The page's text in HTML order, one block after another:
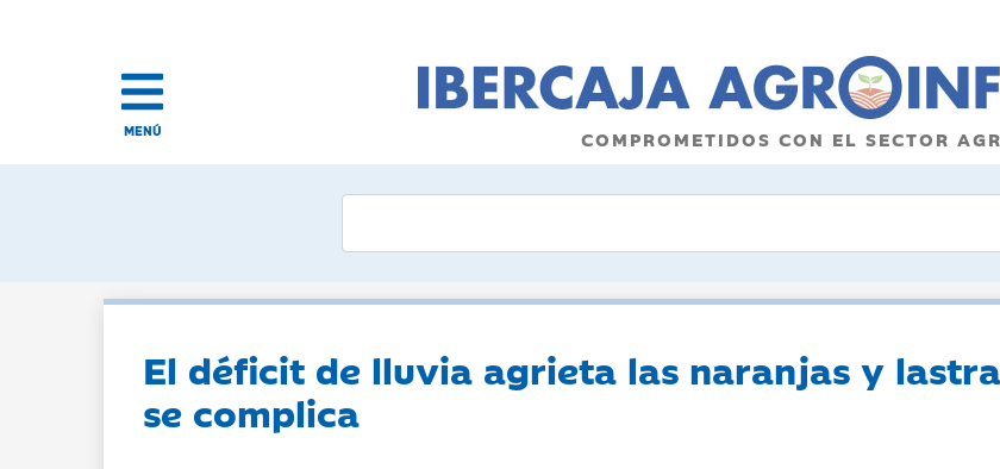
MENÚ COMPROMETIDOS CON EL SECTOR
El déficit de lluvia agrieta las naranjas y
se complica